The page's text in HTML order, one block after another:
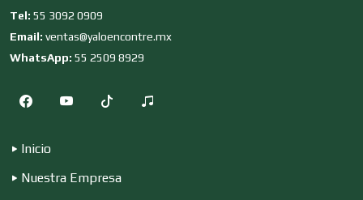
Clubes Deportivos
Cocinas Integrales
Tel: 55 3092 0909
Email: ventas@yaloencontre.mx
WhatsApp: 55 2509 8929
Inicio
Nuestra Empresa